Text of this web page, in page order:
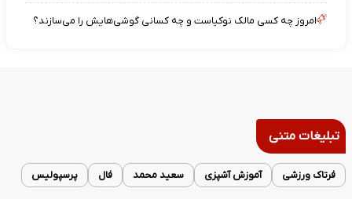
امروز چه کسی مالک نوکیاست و چه کسانی گوشی‌هایش را می‌سازند؟
تبلیغات متنی
فرتاک ورزشی آموزش آشپزی سعید محمد فال پرسپولیس